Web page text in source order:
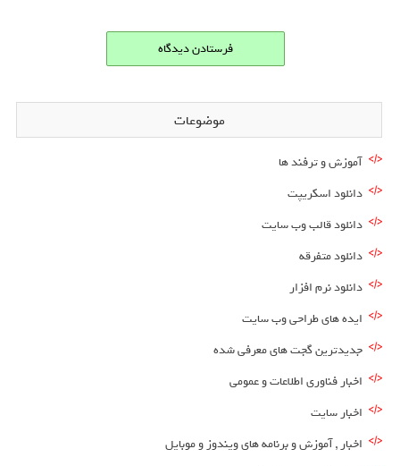
موضوعات
آموزش و ترفند ها
دانلود اسکریپت
دانلود قالب وب سایت
دانلود متفرقه
دانلود نرم افزار
ایده های طراحی وب سایت
جدیدترین گجت های معرفی شده
اخبار فناوری اطلاعات و عمومی
اخبار سایت
اخبار , آموزش و برنامه های ویندوز و موبایل